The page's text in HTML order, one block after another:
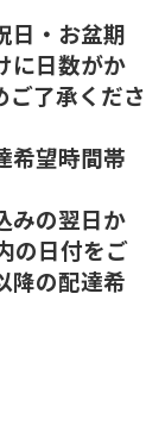
日・お盆期
に日数がか
ご了承くださ
希望時間帯
みの翌日か
の日付をご
降の配達希